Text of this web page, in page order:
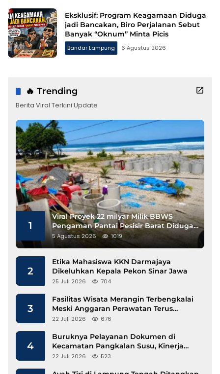
Eksklusif: Program Keagamaan Diduga
jadi Bancakan, Biro Perjalanan Sebut
Banyak “Oknum” Minta Picis
Bandar Lampung 6 Agustus 2026
🔥 Trending
Berita Viral Terkini Update
1
Viral Proyek 22 milyar Milik BBWS
Pengaman Pantai Pesisir Barat Diduga
Gunakan Besi Banci
5 Agustus 2026 1019
2
Etika Mahasiswa KKN Darmajaya
Dikeluhkan Kepala Pekon Sinar Jawa
25 Juli 2026 704
3
Fasilitas Wisata Merangin Terbengkalai
Meski Anggaran Perawatan Terus
Mengalir
22 Juli 2026 676
4
Buruknya Pelayanan Dokumen di
Kecamatan Pangkalan Susu, Kinerja
Disdukcapil Langkat Disorot
22 Juli 2026 523